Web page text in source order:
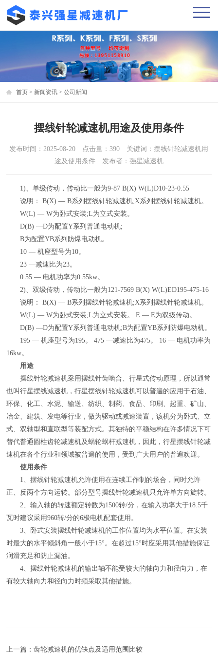
首页 > 新闻资讯 >公司新闻
摆线针轮减速机用途及使用条件
发布时间：2025-08-20 点击量：390 关键词：摆线针轮减速机用
途及使用条件 发布者：强星减速机
1)、单级传动，传动比一般为9-87 B(X) W(L)D10-23-0.55
说明： B(X) — B系列摆线针轮减速机;X系列摆线针轮减速机。
W(L) — W为卧式安装;L为立式安装。
D(B) —D为配置Y系列普通电动机;
B为配置YB系列防爆电动机。
10 — 机座型号为10。
23 —减速比为23。
0.55 — 电机功率为0.55kw。
2)、双级传动，传动比一般为121-7569 B(X) W(L)ED195-475-16
说明： B(X) — B系列摆线针轮减速机;X系列摆线针轮减速机。
W(L) — W为卧式安装;L为立式安装。 E — E为双级传动。
D(B) —D为配置Y系列普通电动机;B为配置YB系列防爆电动机。
195 — 机座型号为195。 475 —减速比为475。 16 — 电机功率为
16kw。
用途
摆线针轮减速机采用摆线针齿啮合、行星式传动原理，所以通常
也叫行星摆线减速机，行星摆线针轮减速机可以普遍的应用于石油、
环保、化工、水泥、输送、纺织、制药、食品、印刷、起重、矿山、
冶金、建筑、发电等行业，做为驱动或减速装置，该机分为卧式、立
式、双轴型和直联型等装配方式。其独特的平稳结构在许多情况下可
替代普通圆柱齿轮减速机及蜗轮蜗杆减速机，因此，行星摆线针轮减
速机在各个行业和领域被普遍的使用，受到广大用户的普遍欢迎。
使用条件
1、摆线针轮减速机允许使用在连续工作制的场合，同时允许
正、反两个方向运转。部分型号摆线针轮减速机只允许单方向旋转。
2、输入轴的转速额定转数为1500转/分，在输入功率大于18.5千
瓦时建议采用960转/分的6极电机配套使用。
3、卧式安装摆线针轮减速机的工作位置均为水平位置。在安装
时最大的水平倾斜角一般小于15°。在超过15°时应采用其他措施保证
润滑充足和防止漏油。
4、摆线针轮减速机的输出轴不能受较大的轴向力和径向力，在
有较大轴向力和径向力时须采取其他措施。
上一篇：齿轮减速机的优缺点及适用范围比较